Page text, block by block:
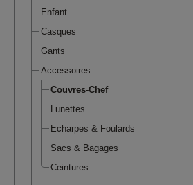
Enfant
Casques
Gants
Accessoires
Couvres-Chef
Lunettes
Echarpes & Foulards
Sacs & Bagages
Ceintures